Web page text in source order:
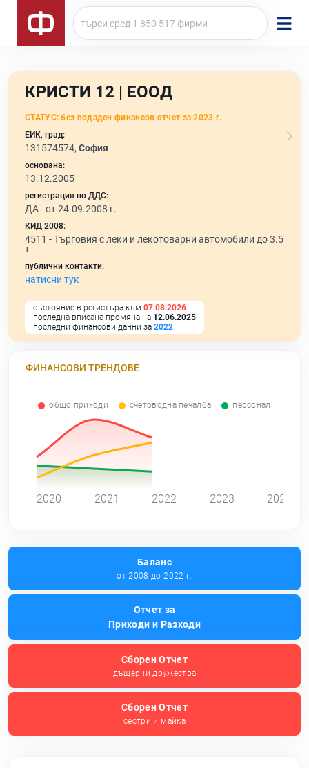
КРИСТИ 12 | ЕООД
СТАТУС: без подаден финансов отчет за 2023 г.
ЕИК, град:
131574574, София
основана:
13.12.2005
регистрация по ДДС:
ДА - от 24.09.2008 г.
КИД 2008:
4511 -Търговия с леки и лекотоварни автомобили до 3.5
т
публични контакти:
натисни тук
състояние в регистъра към 07.08.2026
последна вписана промяна на 12.06.2025
последни финансови данни за 2022
ФИНАНСОВИ ТРЕНДОВЕ
общо приходи счетоводна печалба персонал
2020 2021 2022 2023 2024
Баланс
от 2008 до 2022 г.
Отчет за
Приходи и Разходи
Сборен Отчет
дъщерни дружества
Сборен Отчет
сестри и майка